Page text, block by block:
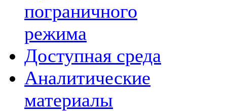
пограничного
режима
Доступная среда
Аналитические
материалы